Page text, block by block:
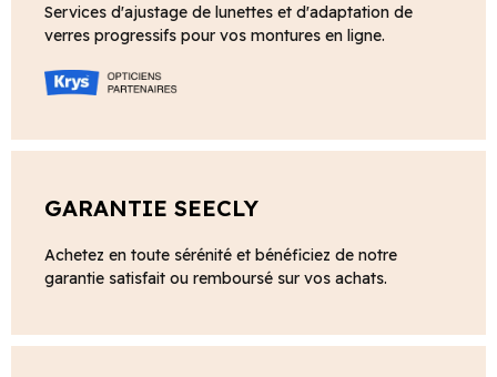
Services d'ajustage de lunettes et d'adaptation de
verres progressifs pour vos montures en ligne.
GARANTIE SEECLY
Achetez en toute sérénité et bénéficiez de notre
garantie satisfait ou remboursé sur vos achats.